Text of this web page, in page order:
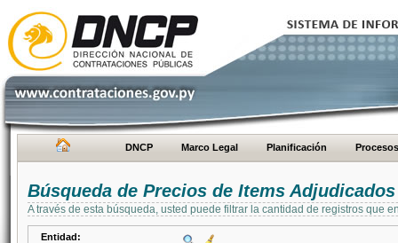
DNCP Marco Legal Planificación Procesos
Búsqueda de Precios de Items Adjudicados
A través de esta búsqueda, usted puede filtrar la cantidad de registros que
Entidad: